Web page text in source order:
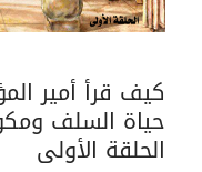
كيف قرأ أمير
حياة السلف
الحلقة الأولى